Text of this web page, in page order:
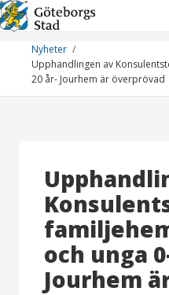
Hoppa
till
innehållNyheter
Upphandlingen av
20 år- Jourhem är överprövad
och unga
Jourhem